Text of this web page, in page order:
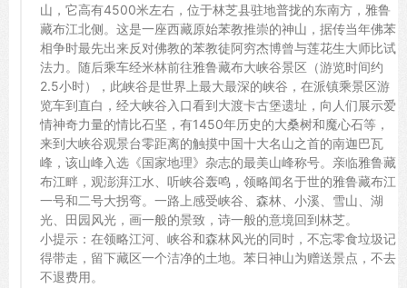
山，它高有4500米左右，位于林芝县驻地普拢的东南方，雅鲁
藏布江北侧。这是一座西藏原始苯教推崇的神山，据传当年佛苯
相争时最先出来反对佛教的苯教徒阿穷杰博曾与莲花生大师比试
法力。随后乘车经米林前往雅鲁藏布大峡谷景区（游览时间约
2.5小时），此峡谷是世界上最大最深的峡谷，在派镇乘景区游
览车到直白，经大峡谷入口看到大渡卡古堡遗址，向人们展示爱
情神奇力量的情比石坚，有1450年历史的大桑树和魔心石等，
来到大峡谷观景台零距离的触摸中国十大名山之首的南迦巴瓦
峰，该山峰入选《国家地理》杂志的最美山峰称号。亲临雅鲁藏
布江畔，观澎湃江水、听峡谷轰鸣，领略闻名于世的雅鲁藏布江
一号和二号大拐弯。一路上感受峡谷、森林、小溪、雪山、湖
光、田园风光，画一般的景致，诗一般的意境回到林芝。
小提示：在领略江河、峡谷和森林风光的同时，不忘零食垃圾记
得带走，留下藏区一个洁净的土地。苯日神山为赠送景点，不去
不退费用。